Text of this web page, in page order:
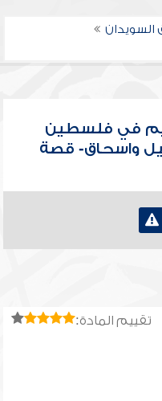
السويدان
في فلسطين
واسحاق- قصة
تقييم المادة: